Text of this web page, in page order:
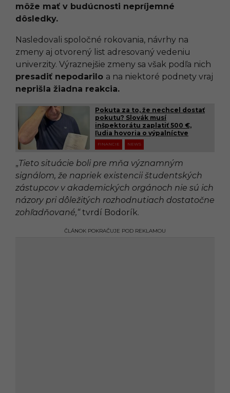
môže mať v budúcnosti nepríjemné
dôsledky.
Nasledovali spoločné rokovania, návrhy na
zmeny aj otvorený list adresovaný vedeniu
univerzity. Výraznejšie zmeny sa však podľa nich
presadiť nepodarilo a na niektoré podnety vraj
neprišla žiadna reakcia.
Pokuta za to, že nechcel dostať
pokutu? Slovák musí
inšpektorátu zaplatiť 500 €,
ľudia hovoria o výpalníctve
FINANCIE NEWS
„Tieto situácie boli pre mňa významným
signálom, že napriek existencii študentských
zástupcov v akademických orgánoch nie sú ich
názory pri dôležitých rozhodnutiach dostatočne
zohľadňované,“tvrdí Bodorík.
ČLÁNOK POKRAČUJE POD REKLAMOU